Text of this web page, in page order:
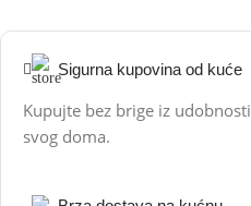
Sigurna kupovina od kuće
Kupujte bez brige iz udobnosti
svog doma.